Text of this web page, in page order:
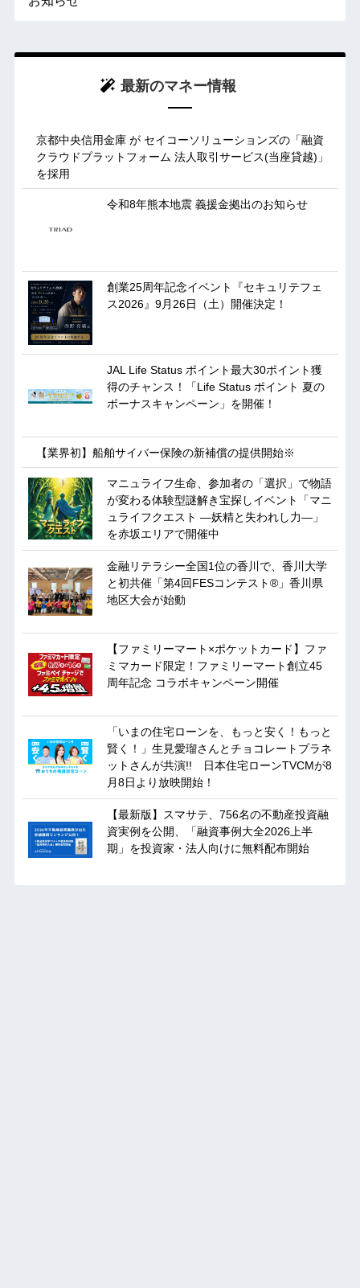
最新のマネー情報
京都中央信用金庫 が セイコーソリューションズの「融資
クラウドプラットフォーム 法人取引サービス(当座貸越)」
を採用
令和8年熊本地震 義援金拠出のお知らせ
創業25周年記念イベント『セキュリテフェ
ス2026』9月26日（土）開催決定！
JAL Life Status ポイント最大30ポイント獲
得のチャンス！「Life Status ポイント 夏の
ボーナスキャンペーン」を開催！
【業界初】船舶サイバー保険の新補償の提供開始※
マニュライフ生命、参加者の「選択」で物語
が変わる体験型謎解き宝探しイベント「マニ
ュライフクエスト ―妖精と失われし力―」
を赤坂エリアで開催中
金融リテラシー全国1位の香川で、香川大学
と初共催「第4回FESコンテスト®」香川県
地区大会が始動
【ファミリーマート×ポケットカード】ファ
ミマカード限定！ファミリーマート創立45
周年記念 コラボキャンペーン開催
「いまの住宅ローンを、もっと安く！もっと
賢く！」生見愛瑠さんとチョコレートプラネ
ットさんが共演!! 日本住宅ローンTVCMが8
月8日より放映開始！
【最新版】スマサテ、756名の不動産投資融
資実例を公開、「融資事例大全2026上半
期」を投資家・法人向けに無料配布開始